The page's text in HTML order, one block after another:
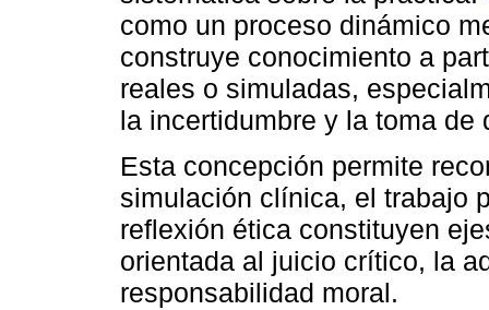
como un proceso dinámico
construye conocimiento a
reales o simuladas,
la incertidumbre y la toma de
Esta concepción permite
simulación clínica, el trabajo
reflexión ética constituyen
orientada al juicio crítico, la
responsabilidad moral.